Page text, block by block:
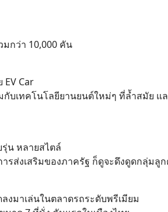
กว่า 10,000 คัน
Car
บเทคโนโลยียานยนต์ใหม่ๆ ที่ล้ำสมัย
รุ่น หลายสไตล์
ส่งเสริมของภาครัฐ ก็ดูจะดึงดูดกลุ่มลู
งมาเล่นในตลาดรถระดับพรีเมียม